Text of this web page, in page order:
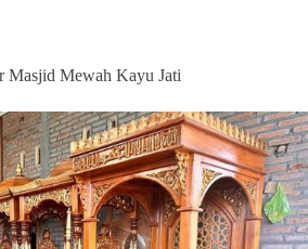
Masjid Mewah Kayu Jati